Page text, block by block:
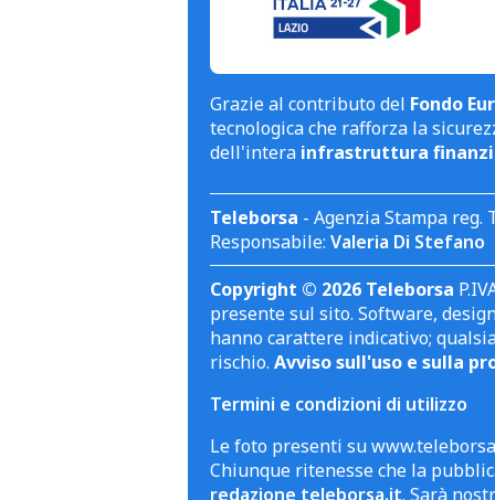
Grazie al contributo del Fondo
tecnologica che rafforza la
dell'intera infrastruttura
Teleborsa - Agenzia Stampa
Responsabile: Valeria Di Stefano
Copyright © 2026 Teleborsa
presente sul sito. Software,
hanno carattere indicativo;
rischio. Avviso sull'uso e sulla
Termini e condizioni di utilizzo
Le foto presenti su
Chiunque ritenesse che la
redazione teleborsa.it. Sarà